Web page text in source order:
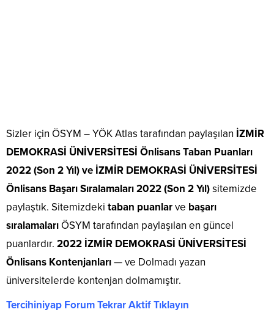
Sizler için ÖSYM – YÖK Atlas tarafından paylaşılan İZMİR
DEMOKRASİ ÜNİVERSİTESİ Önlisans Taban Puanları
2022 (Son 2 Yıl) ve İZMİR DEMOKRASİ ÜNİVERSİTESİ
Önlisans Başarı Sıralamaları 2022 (Son 2 Yıl)sitemizde
paylaştık. Sitemizdeki taban puanlarve başarı
sıralamaları ÖSYM tarafından paylaşılan en güncel
puanlardır. 2022 İZMİR DEMOKRASİ ÜNİVERSİTESİ
Önlisans Kontenjanları— ve Dolmadı yazan
üniversitelerde kontenjan dolmamıştır.
Tercihiniyap Forum Tekrar Aktif Tıklayın